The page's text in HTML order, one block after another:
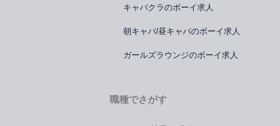
キャバクラのボーイ求人
朝キャバ/昼キャバのボーイ求人
ガールズラウンジのボーイ求人
職種でさがす